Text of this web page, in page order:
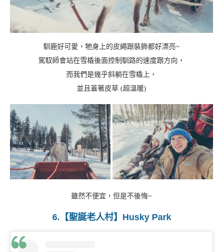
馴鹿好可愛，牠身上的皮繩跟裝飾都好漂亮~
駕馭師會站在雪橇後面控制馴路的速度跟方向，
而我們是幾乎斜躺在雪橇上，
並且蓋著皮草 (超溫暖)
雖然不便宜，但是不後悔~
6.【聖誕老人村】Husky Park